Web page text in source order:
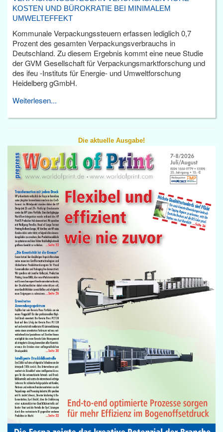
KOSTEN UND BÜROKRATIE BEI MINIMALEM
UMWELTEFFEKT
Kommunale Verpackungssteuern erfassen lediglich 0,7
Prozent des gesamten Verpackungsverbrauchs in
Deutschland. Zu diesem Ergebnis kommt eine neue Studie
der GVM Gesellschaft für Verpackungsmarktforschung und
des ifeu -Instituts für Energie- und Umweltforschung
Heidelberg gGmbH.
Weiterlesen...
Die aktuelle Ausgabe!